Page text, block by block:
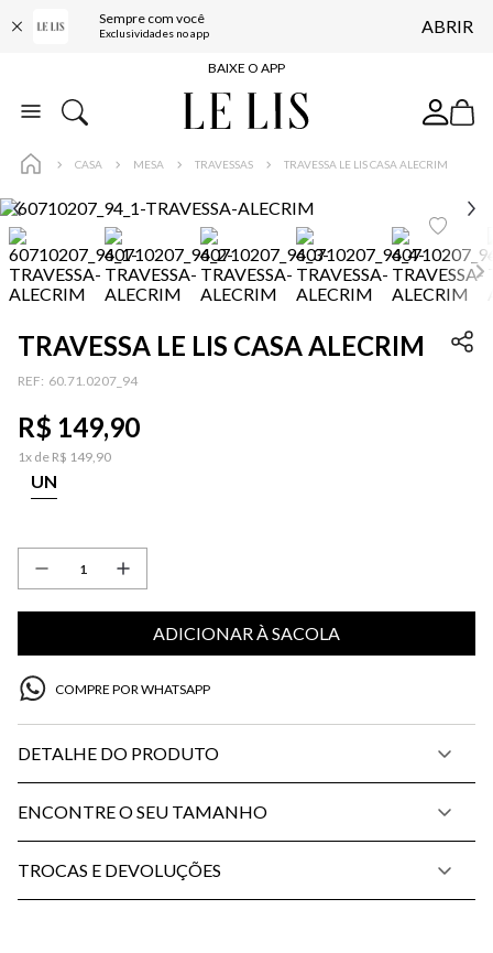
Sempre com você
Exclusividades no app ABRIR
BAIXE O APP
10% OFF NA PRIMEIRA COMPRA*
COMPRE ONLINE E RETIRE EM LOJA*
10% OFF NA PRIMEIRA COMPRA*
CASA MESA TRAVESSAS TRAVESSA LE LIS CASA ALECRIM
TRAVESSA LE LIS CASA ALECRIM
: 60.71.0207_94
R$ 149,90
1x de R$ 149,90
UN
ADICIONAR À SACOLA
COMPRE POR WHATSAPP
DETALHE DO PRODUTO
ENCONTRE O SEU TAMANHO
TROCAS E DEVOLUÇÕES